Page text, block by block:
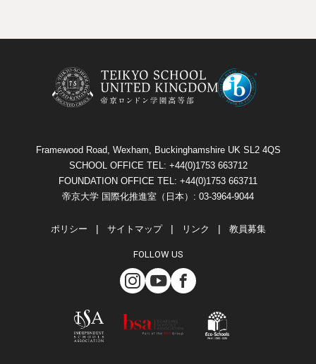
Framewood Road, Wexham, Buckinghamshire UK SL2 4QS
SCHOOL OFFICE TEL: +44(0)1753 663712
FOUNDATION OFFICE TEL: +44(0)1753 663711
帝京大学 国際化推進室（日本）: 03-3964-9044
ポリシー サイトマップ リンク 教員募集
FOLLOW US